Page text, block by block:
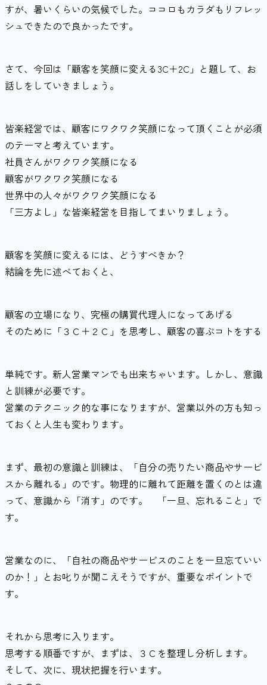
すが、暑いくらいの気候でした。ココロもカラダもリフレッ
シュできたので良かったです。
さて、今回は「顧客を笑顔に変える3C＋2C」と題して、お
話しをしていきましょう。
皆楽経営では、顧客にワクワク笑顔になって頂くことが必須
のテーマと考えています。
社員さんがワクワク笑顔になる
顧客がワクワク笑顔になる
世界中の人々がワクワク笑顔になる
「三方よし」な皆楽経営を目指してまいりましょう。
顧客を笑顔に変えるには、どうすべきか？
結論を先に述べておくと、
顧客の立場になり、究極の購買代理人になってあげる
そのために「３Ｃ＋２Ｃ」を思考し、顧客の喜ぶコトをする
単純です。新人営業マンでも出来ちゃいます。しかし、意識
と訓練が必要です。
営業のテクニック的な事になりますが、営業以外の方も知っ
ておくと人生も変わります。
まず、最初の意識と訓練は、「自分の売りたい商品やサービ
スから離れる」のです。物理的に離れて距離を置くのとは違
って、意識から「消す」のです。 「一旦、忘れること」で
す。
営業なのに、「自社の商品やサービスのことを一旦忘ていい
のか！」とお叱りが聞こえそうですが、重要なポイントで
す。
それから思考に入ります。
思考する順番ですが、まずは、３Ｃを整理し分析します。
そして、次に、現状把握を行います。